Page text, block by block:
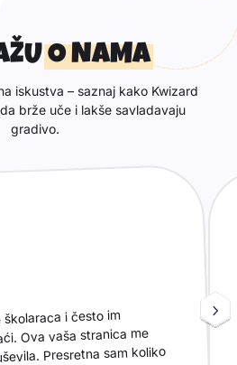
O NAMA
iskustva – saznaj kako Kwizard
brže uče i lakše savladavaju
gradivo.
Koristite gumbe prethodno i
i često im
Ova vaša stranica me
Presretna sam koliko